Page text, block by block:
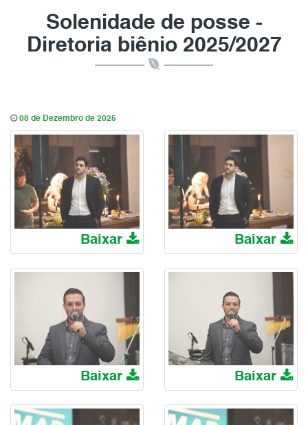
Solenidade de posse -
Diretoria biênio 2025/2027
08 de Dezembro de 2025
Baixar Baixar
Baixar Baixar